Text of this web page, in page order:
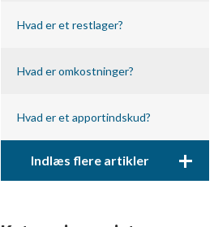
Hvad er et restlager?
Hvad er omkostninger?
Hvad er et apportindskud?
Indlæs flere artikler +